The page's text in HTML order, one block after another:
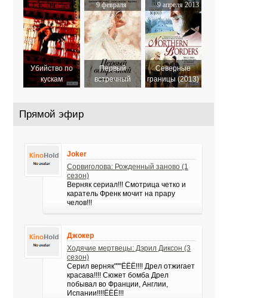
Убийство по
кускам
9 февраля
2022
Первый
встречный
9 апреля 2013
Северные
границы (2013)
Прямой эфир
Joker
Сорвиголова: Рожденный заново (1
сезон)
Верняк сериал!!! Смотрица четко и
каратель Френк мочит на прару
челов!!!
Джокер
Ходячие мертвецы: Дэрил Диксон (3
сезон)
Серил верняк"""ЁЁЁ!!!! Дрел отжигает
красава!!!! Сюжет бомба Дрел
побывал во Франции, Англии,
Испании!!!!ЁЁЁ!!!